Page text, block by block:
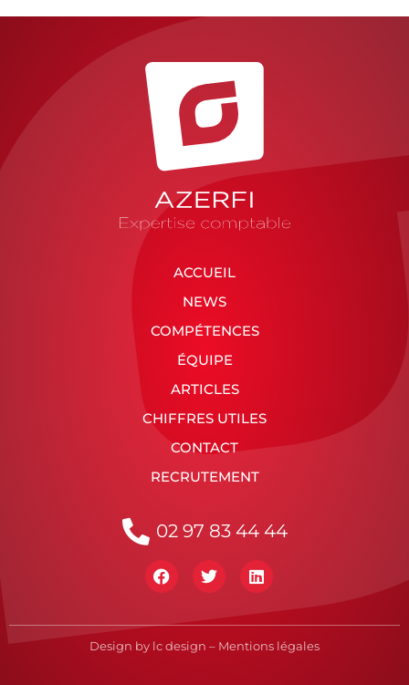
ACCUEIL
NEWS
COMPÉTENCES
ÉQUIPE
ARTICLES
CHIFFRES UTILES
CONTACT
RECRUTEMENT
02 97 83 44 44
Design by lc design – Mentions légales